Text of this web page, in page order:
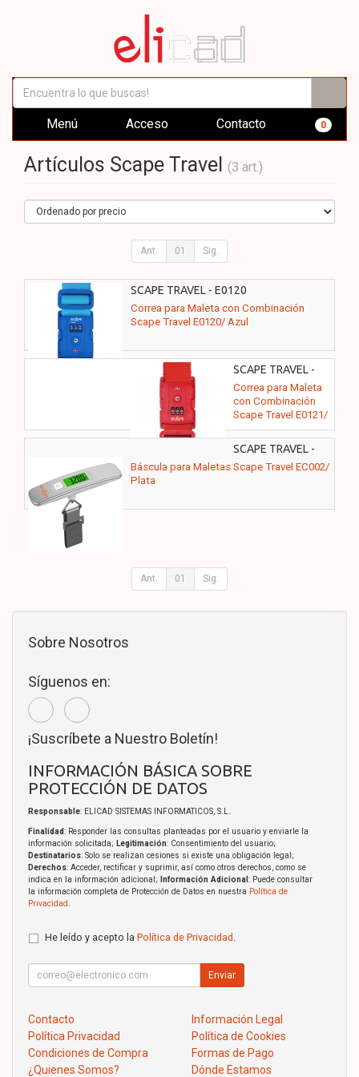
Menú Acceso Contacto 0
Artículos Scape Travel (3 art.)
Ant. 01 Sig.
SCAPE TRAVEL - E0120
Correa para Maleta con Combinación
Scape Travel E0120/ Azul
SCAPE TRAVEL -
E0121
Correa para Maleta
con Combinación
Scape Travel E0121/
Roja
SCAPE TRAVEL -
EC002
Báscula para Maletas Scape Travel EC002/
Plata
Ant. 01 Sig.
Sobre Nosotros
Síguenos en:
¡Suscríbete a Nuestro Boletín!
INFORMACIÓN BÁSICA SOBRE
PROTECCIÓN DE DATOS
Responsable: ELICAD SISTEMAS INFORMATICOS, S.L.
Finalidad: Responder las consultas planteadas por el usuario y enviarle la
información solicitada; Legitimación: Consentimiento del usuario;
Destinatarios: Solo se realizan cesiones si existe una obligación legal;
Derechos: Acceder, rectificar y suprimir, así como otros derechos, como se
indica en la información adicional;
Información Adicional : Puede consultar
la información completa de Protección de Datos en nuestra Política de
Privacidad
He leído y acepto la Política de Privacidad .
Enviar
Contacto
Información Legal
Política Privacidad
Política de Cookies
Condiciones de Compra
Formas de Pago
¿Quienes Somos?
Dónde Estamos